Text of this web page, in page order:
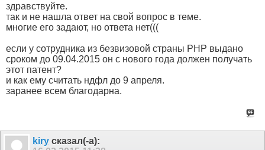
здравствуйте.
так и не нашла ответ на свой вопрос в теме.
многие его задают, но ответа нет(((
если у сотрудника из безвизовой страны РНР выдано
сроком до 09.04.2015 он с нового года должен получать
этот патент?
и как ему считать ндфл до 9 апреля.
заранее всем благодарна.
kiry сказал(-а):